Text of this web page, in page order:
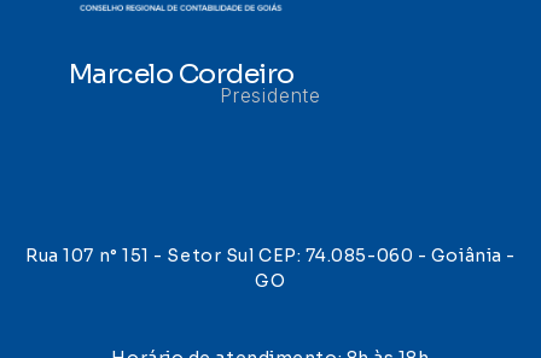
Marcelo Cordeiro
Presidente
Rua 107 n° 151 - Setor Sul CEP: 74.085-060 - Goiânia -
GO